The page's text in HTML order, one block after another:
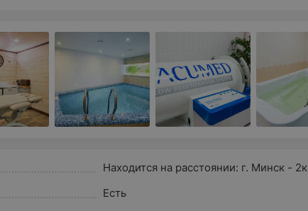
Находится на расстоянии: г. Минск -
Есть